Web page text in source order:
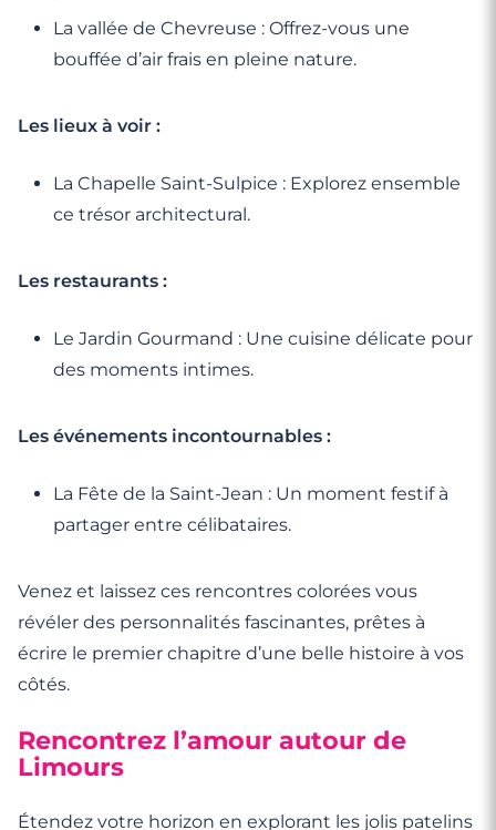
La vallée de Chevreuse : Offrez-vous une
bouffée d’air frais en pleine nature.
Les lieux à voir :
La Chapelle Saint-Sulpice : Explorez ensemble
ce trésor architectural.
Les restaurants :
Le Jardin Gourmand : Une cuisine délicate pour
des moments intimes.
Les événements incontournables :
La Fête de la Saint-Jean : Un moment festif à
partager entre célibataires.
Venez et laissez ces rencontres colorées vous
révéler des personnalités fascinantes, prêtes à
écrire le premier chapitre d’une belle histoire à vos
côtés.
Rencontrez l’amour autour de
Limours
Étendez votre horizon en explorant les jolis patelins